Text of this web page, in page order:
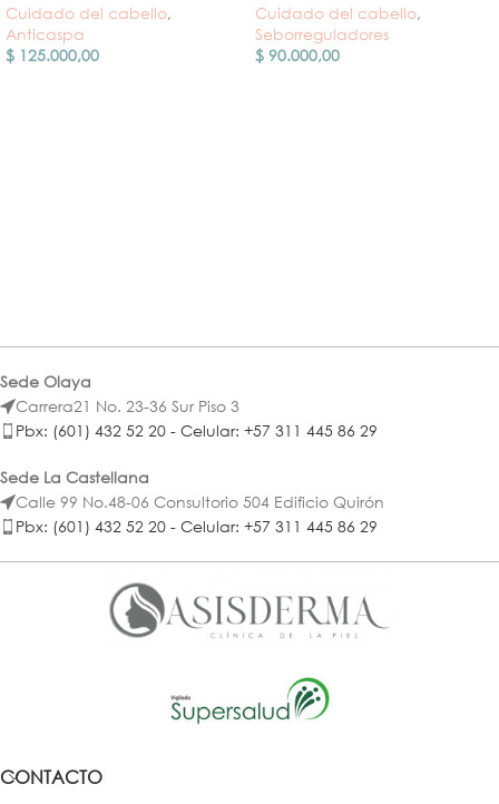
Cuidado del cabello,
Anticaspa
$ 125.000,00
Cuidado del cabello,
Seborreguladores
$ 90.000,00
Sede Olaya
Carrera21 No. 23-36 Sur Piso 3
Pbx: (601) 432 52 20 - Celular: +57 311 445 86 29
Sede La Castellana
Calle 99 No.48-06 Consultorio 504 Edificio Quirón
Pbx: (601) 432 52 20 - Celular: +57 311 445 86 29
CONTACTO